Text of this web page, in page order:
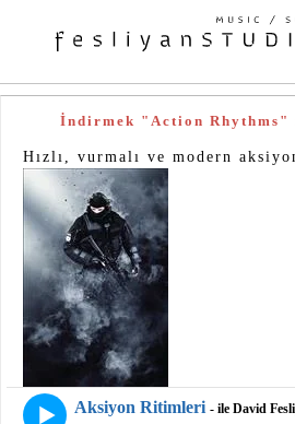
İndirmek "Action Rhythms"
Hızlı, vurmalı ve modern
Aksiyon Ritimleri - ile David